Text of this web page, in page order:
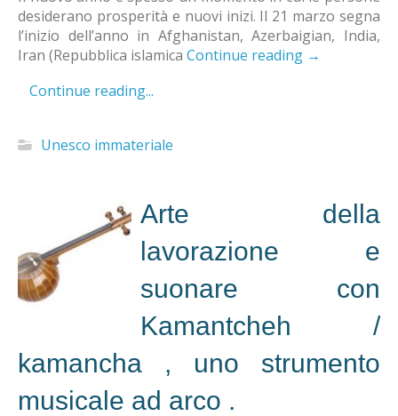
desiderano prosperità e nuovi inizi. Il 21 marzo segna
l’inizio dell’anno in Afghanistan, Azerbaigian, India,
Iran (Repubblica islamica Continue reading →
Continue reading...
Unesco immateriale
Arte della
lavorazione e
suonare con
Kamantcheh /
kamancha , uno strumento
musicale ad arco .